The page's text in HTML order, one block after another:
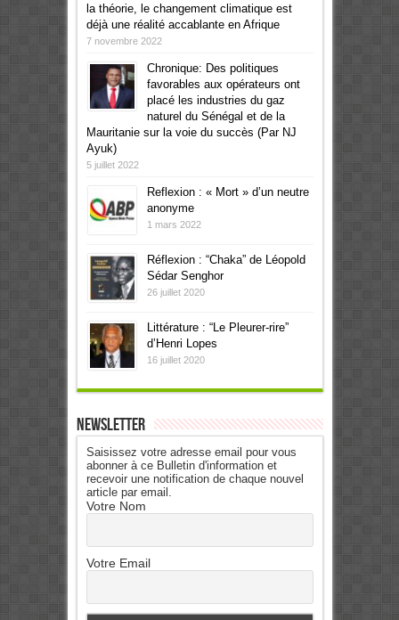
la théorie, le changement climatique est
déjà une réalité accablante en Afrique
7 novembre 2022
Chronique: Des politiques
favorables aux opérateurs ont
placé les industries du gaz
naturel du Sénégal et de la
Mauritanie sur la voie du succès (Par NJ
Ayuk)
5 juillet 2022
Reflexion : « Mort » d’un neutre
anonyme
1 mars 2022
Réflexion : “Chaka” de Léopold
Sédar Senghor
26 juillet 2020
Littérature : “Le Pleurer-rire”
d’Henri Lopes
16 juillet 2020
Newsletter
Saisissez votre adresse email pour vous
abonner à ce Bulletin d'information et
recevoir une notification de chaque nouvel
article par email.
Votre Nom
Votre Email